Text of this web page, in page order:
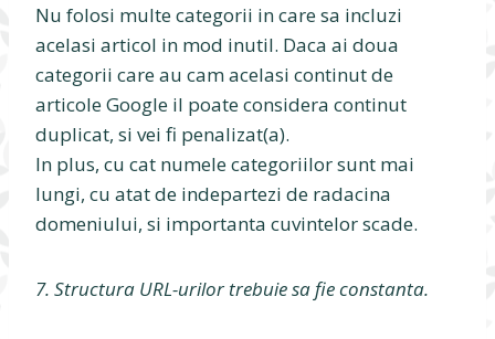
Nu folosi multe categorii in care sa incluzi
acelasi articol in mod inutil. Daca ai doua
categorii care au cam acelasi continut de
articole Google il poate considera continut
duplicat, si vei fi penalizat(a).
In plus, cu cat numele categoriilor sunt mai
lungi, cu atat de indepartezi de radacina
domeniului, si importanta cuvintelor scade.
7. Structura URL-urilor trebuie sa fie constanta.